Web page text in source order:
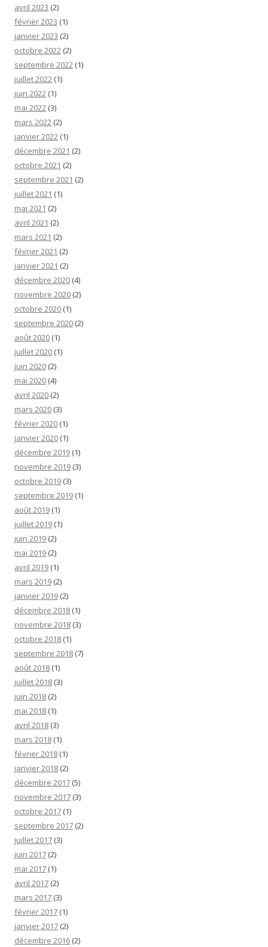
avril 2023 (2)
février 2023 (1)
janvier 2023 (2)
octobre 2022 (2)
septembre 2022 (1)
juillet 2022 (1)
juin 2022 (1)
mai 2022 (3)
mars 2022 (2)
janvier 2022 (1)
décembre 2021 (2)
octobre 2021 (2)
septembre 2021 (2)
juillet 2021 (1)
mai 2021 (2)
avril 2021 (2)
mars 2021 (2)
février 2021 (2)
janvier 2021 (2)
décembre 2020 (4)
novembre 2020 (2)
octobre 2020 (1)
septembre 2020 (2)
août 2020 (1)
juillet 2020 (1)
juin 2020 (2)
mai 2020 (4)
avril 2020 (2)
mars 2020 (3)
février 2020 (1)
janvier 2020 (1)
décembre 2019 (1)
novembre 2019 (3)
octobre 2019 (3)
septembre 2019 (1)
août 2019 (1)
juillet 2019 (1)
juin 2019 (2)
mai 2019 (2)
avril 2019 (1)
mars 2019 (2)
janvier 2019 (2)
décembre 2018 (1)
novembre 2018 (3)
octobre 2018 (1)
septembre 2018 (7)
août 2018 (1)
juillet 2018 (3)
juin 2018 (2)
mai 2018 (1)
avril 2018 (3)
mars 2018 (1)
février 2018 (1)
janvier 2018 (2)
décembre 2017 (5)
novembre 2017 (3)
octobre 2017 (1)
septembre 2017 (2)
juillet 2017 (3)
juin 2017 (2)
mai 2017 (1)
avril 2017 (2)
mars 2017 (3)
février 2017 (1)
janvier 2017 (2)
décembre 2016 (2)